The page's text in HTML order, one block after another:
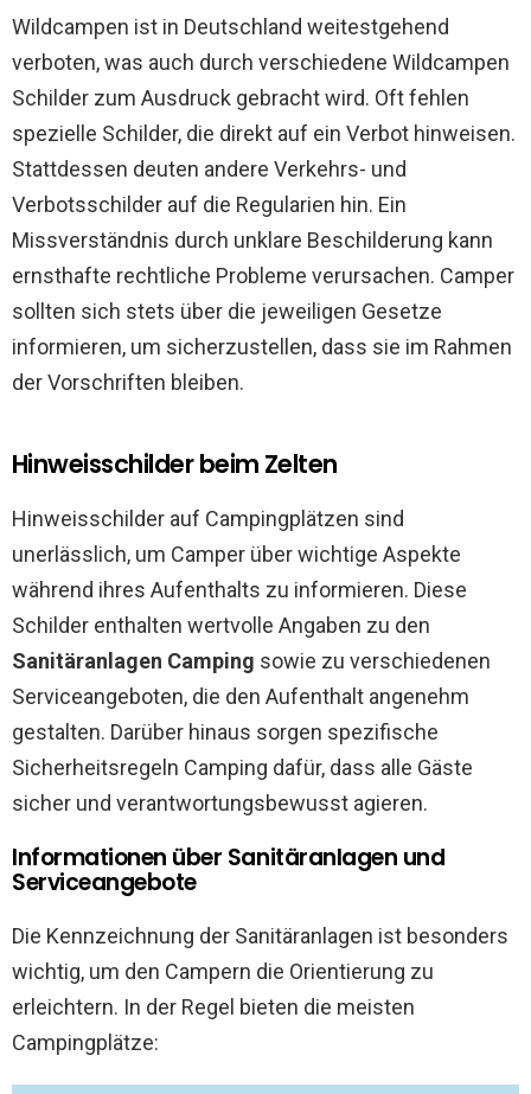
Wildcampen ist in Deutschland weitestgehend
verboten, was auch durch verschiedene Wildcampen
Schilder zum Ausdruck gebracht wird. Oft fehlen
spezielle Schilder, die direkt auf ein Verbot hinweisen.
Stattdessen deuten andere Verkehrs- und
Verbotsschilder auf die Regularien hin. Ein
Missverständnis durch unklare Beschilderung kann
ernsthafte rechtliche Probleme verursachen. Camper
sollten sich stets über die jeweiligen Gesetze
informieren, um sicherzustellen, dass sie im Rahmen
der Vorschriften bleiben.
Hinweisschilder beim Zelten
Hinweisschilder auf Campingplätzen sind
unerlässlich, um Camper über wichtige Aspekte
während ihres Aufenthalts zu informieren. Diese
Schilder enthalten wertvolle Angaben zu den
Sanitäranlagen Camping sowie zu verschiedenen
Serviceangeboten, die den Aufenthalt angenehm
gestalten. Darüber hinaus sorgen spezifische
Sicherheitsregeln Camping dafür, dass alle Gäste
sicher und verantwortungsbewusst agieren.
Informationen über Sanitäranlagen und
Serviceangebote
Die Kennzeichnung der Sanitäranlagen ist besonders
wichtig, um den Campern die Orientierung zu
erleichtern. In der Regel bieten die meisten
Campingplätze: